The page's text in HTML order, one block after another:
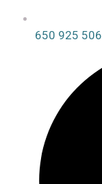
650 925 506